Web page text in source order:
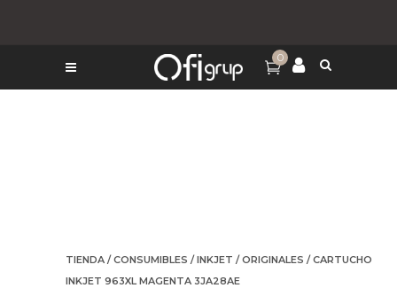
0
TIENDA /CONSUMIBLES /INKJET /ORIGINALES / CARTUCHO
INKJET 963XL MAGENTA 3JA28AE